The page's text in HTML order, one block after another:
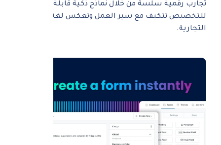
تجارب رقمية سلسة من خلال نماذج ذكية قابلة
للتخصيص تتكيف مع سير العمل وتعكس لغة علامتك
التجارية.